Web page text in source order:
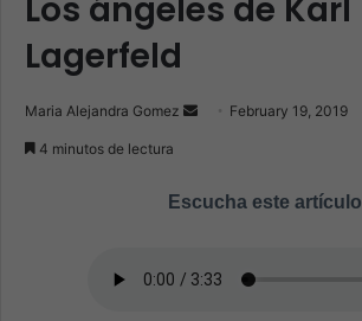
Los ángeles de Karl
Lagerfeld
Maria Alejandra Gomez
d
e
February 19, 2019
4 minutos de lectura
Escucha este artículo